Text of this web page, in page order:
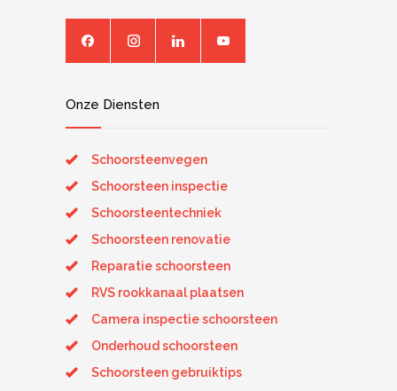
Onze Diensten
Schoorsteenvegen
Schoorsteen inspectie
Schoorsteentechniek
Schoorsteen renovatie
Reparatie schoorsteen
RVS rookkanaal plaatsen
Camera inspectie schoorsteen
Onderhoud schoorsteen
Schoorsteen gebruiktips